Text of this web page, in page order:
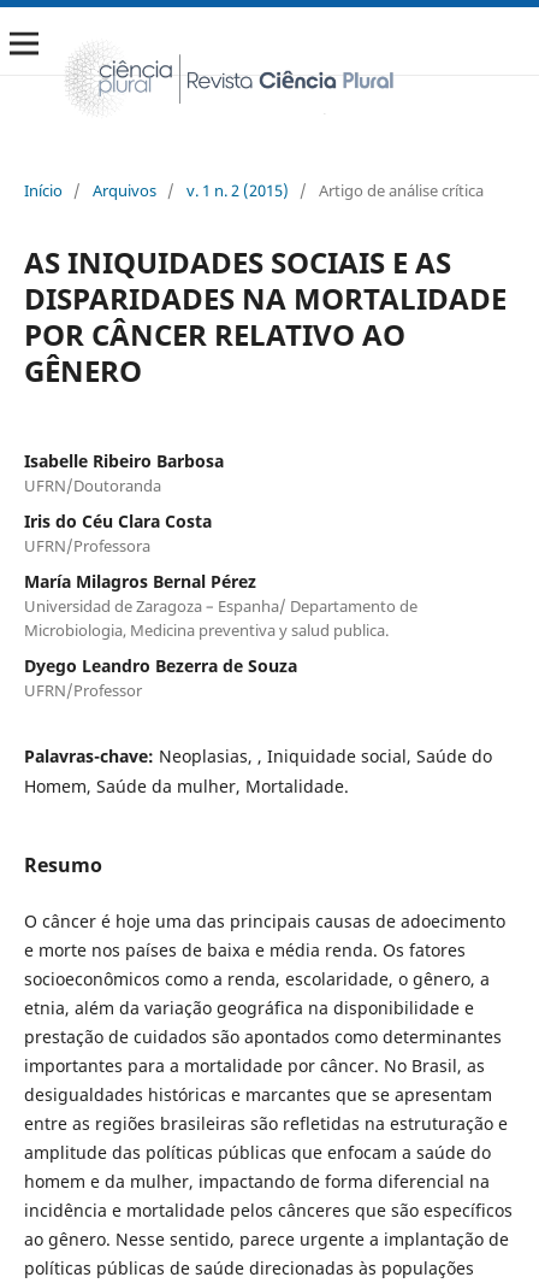
Início / Arquivos / v. 1 n. 2 (2015) / Artigo de análise crítica
AS INIQUIDADES SOCIAIS E AS
DISPARIDADES NA MORTALIDADE
POR CÂNCER RELATIVO AO
GÊNERO
Isabelle Ribeiro Barbosa
UFRN/Doutoranda
Iris do Céu Clara Costa
UFRN/Professora
María Milagros Bernal Pérez
Universidad de Zaragoza – Espanha/ Departamento de
Microbiologia, Medicina preventiva y salud publica.
Dyego Leandro Bezerra de Souza
UFRN/Professor
Palavras-chave: Neoplasias, , Iniquidade social, Saúde do
Homem, Saúde da mulher, Mortalidade.
Resumo
O câncer é hoje uma das principais causas de adoecimento
e morte nos países de baixa e média renda. Os fatores
socioeconômicos como a renda, escolaridade, o gênero, a
etnia, além da variação geográfica na disponibilidade e
prestação de cuidados são apontados como determinantes
importantes para a mortalidade por câncer. No Brasil, as
desigualdades históricas e marcantes que se apresentam
entre as regiões brasileiras são refletidas na estruturação e
amplitude das políticas públicas que enfocam a saúde do
homem e da mulher, impactando de forma diferencial na
incidência e mortalidade pelos cânceres que são específicos
ao gênero. Nesse sentido, parece urgente a implantação de
políticas públicas de saúde direcionadas às populações